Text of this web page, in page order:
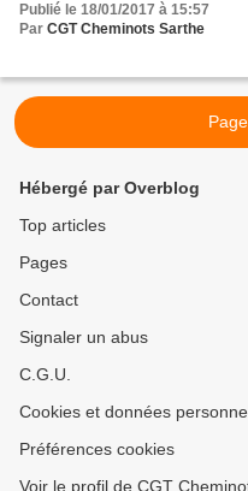
Publié le 18/01/2017 à 15:57
Par CGT Cheminots Sarthe
Hébergé par Overblog
Top articles
Pages
Contact
Signaler un abus
C.G.U.
Cookies et données
Préférences cookies
Voir le profil de CGT